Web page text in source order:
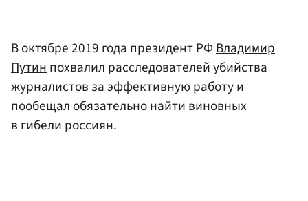
В октябре 2019 года президент РФВладимир
Путинпохвалил расследователей убийства
журналистов за эффективную работу и
пообещал обязательно найти виновных
в гибели россиян.